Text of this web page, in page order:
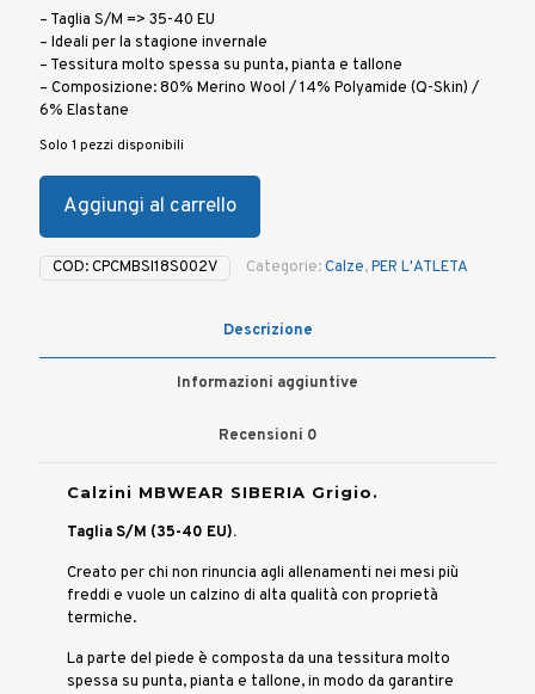
– Taglia S/M => 35-40 EU
– Ideali per la stagione invernale
– Tessitura molto spessa su punta, pianta e tallone
– Composizione: 80% Merino Wool / 14% Polyamide (Q-Skin) /
6% Elastane
Solo 1 pezzi disponibili
Aggiungi al carrello
COD:CPCMBSI18S002V Categorie:Calze,PER L'ATLETA
Descrizione
Informazioni aggiuntive
Recensioni 0
Calzini MBWEAR SIBERIA Grigio.
Taglia S/M (35-40 EU).
Creato per chi non rinuncia agli allenamenti nei mesi più
freddi e vuole un calzino di alta qualità con proprietà
termiche.
La parte del piede è composta da una tessitura molto
spessa su punta, pianta e tallone, in modo da garantire